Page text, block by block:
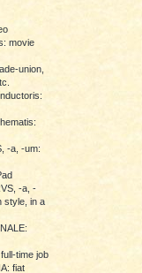
movie
union,
-a, -um:
-a, -
style, in a
time job
fiat